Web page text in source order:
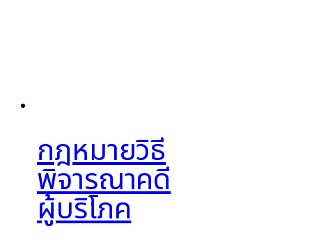
กฎหมายวิธี
พิจารณาคดี
ผู้บริโภค